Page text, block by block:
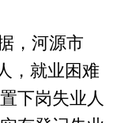
，河源市
，就业困难
下岗失业人